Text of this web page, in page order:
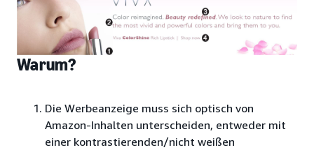
Warum?
Die Werbeanzeige muss sich optisch von
Amazon-Inhalten unterscheiden, entweder mit
einer kontrastierenden/nicht weißen